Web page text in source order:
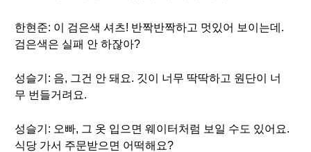
한현준: 이 검은색 셔츠! 반짝반짝하고 멋있어 보이는데.
검은색은 실패 안 하잖아?
성슬기: 음, 그건 안 돼요. 깃이 너무 딱딱하고 원단이 너
무 번들거려요.
성슬기: 오빠, 그 옷 입으면 웨이터처럼 보일 수도 있어요.
식당 가서 주문받으면 어떡해요?